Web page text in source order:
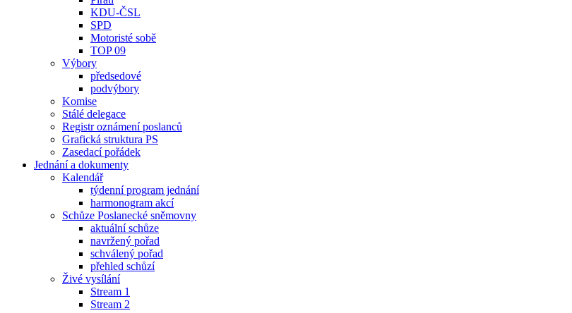
KDU-ČSL
SPD
Motoristé sobě
TOP 09
Výbory
předsedové
podvýbory
Komise
Stálé delegace
Registr oznámení poslanců
Grafická struktura PS
Zasedací pořádek
Jednání a dokumenty
Kalendář
týdenní program jednání
harmonogram akcí
Schůze Poslanecké sněmovny
aktuální schůze
navržený pořad
schválený pořad
přehled schůzí
Živé vysílání
Stream 1
Stream 2